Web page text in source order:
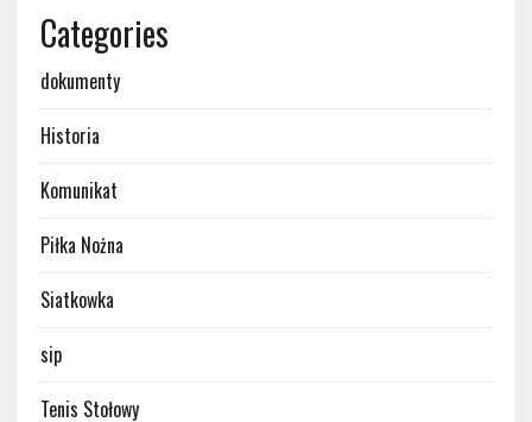
Categories
dokumenty
Historia
Komunikat
Piłka Nożna
Siatkowka
sip
Tenis Stołowy